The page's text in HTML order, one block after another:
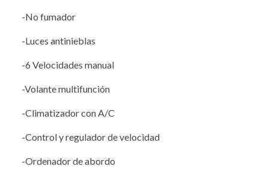
-No fumador
-Luces antinieblas
-6 Velocidades manual
-Volante multifunción
-Climatizador con A/C
-Control y regulador de velocidad
-Ordenador de abordo